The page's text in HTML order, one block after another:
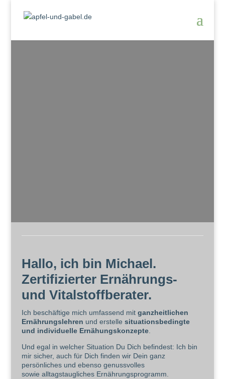
Hallo, ich bin Michael.
Zertifizierter Ernährungs-
und Vitalstoffberater.
Ich beschäftige mich umfassend mit ganzheitlichen
Ernährungslehren und erstelle situationsbedingte
und individuelle Ernähungskonzepte.
Und egal in welcher Situation Du Dich befindest: Ich bin
mir sicher, auch für Dich finden wir Dein ganz
persönliches und ebenso genussvolles
sowie alltagstaugliches Ernährungsprogramm.